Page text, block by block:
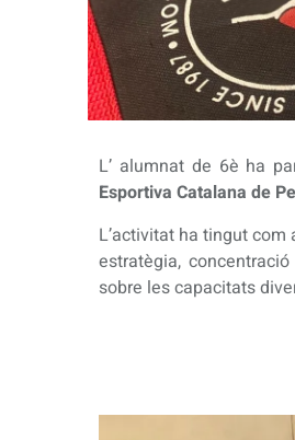
L’ alumnat de 6è ha
Esportiva Catalana de
L’activitat ha tingut com
estratègia,
sobre les capacitats